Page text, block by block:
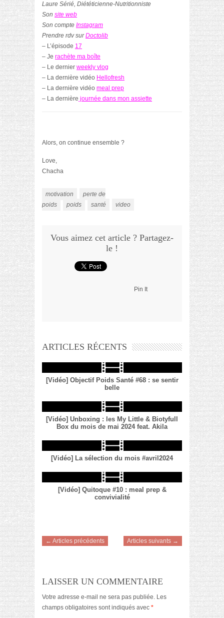
Laure Sérié, Diététicienne-Nutritionniste
Son site web
Son compte Instagram
Prendre rdv surDoctolib
– L’épisode 17
– Je rachète ma boîte
– Le dernier weekly vlog
– La dernière vidéo Hellofresh
– La dernière vidéo meal prep
– La dernière journée dans mon assiette
Alors, on continue ensemble ?
Love,
Chacha
motivation
perte de
poids
poids santé video
Vous aimez cet article ? Partagez-
le !
Pin It
ARTICLES RÉCENTS
[Vidéo] Objectif Poids Santé #68 : se sentir
belle
[Vidéo] Unboxing : les My Little & Biotyfull
Box du mois de mai 2024 feat. Akila
[Vidéo] La sélection du mois #avril2024
[Vidéo] Quitoque #10 : meal prep &
convivialité
← Articles précédents Articles suivants →
LAISSER UN COMMENTAIRE
Votre adresse e-mail ne sera pas publiée. Les
champs obligatoires sont indiqués avec *